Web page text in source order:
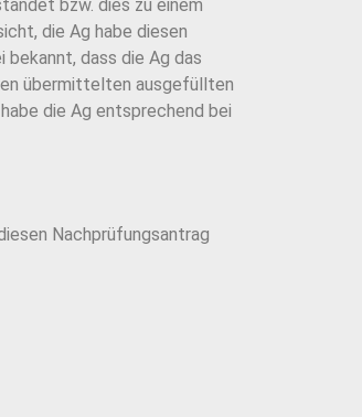
bzw. dies zu einem
die Ag habe diesen
dass die Ag das
übermittelten ausgefüllten
die Ag entsprechend bei
Nachprüfungsantrag